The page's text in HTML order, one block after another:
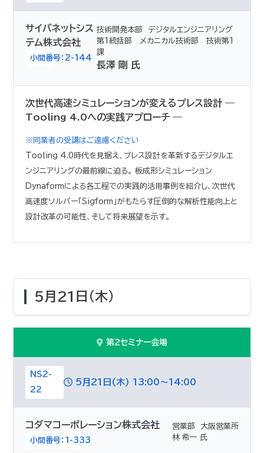
サイバネットシス
テム株式会社
小間番号：2-144
技術開発本部 デジタルエンジニアリング
第1統括部 メカニカル技術部 技術第1
課
長澤 剛 氏
次世代高速シミュレーションが変えるプレス設計 ―
Tooling 4.0への実践アプローチ ―
※同業者の受講はご遠慮ください
Tooling 4.0時代を見据え、プレス設計を革新するデジタルエ
ンジニアリングの最前線に迫る。 板成形シミュレーション
Dynaformによる各工程での実践的活用事例を紹介し、次世代
高速度ソルバー「Sigform」がもたらす圧倒的な解析性能向上と
設計改革の可能性、そして将来展望を示す。
5月21日(木)
第2セミナー会場
NS2-
22
5月21日(木) 13:00～14:00
コダマコーポレーション株式会社
小間番号：1-333
営業部 大阪営業所
林 希一 氏